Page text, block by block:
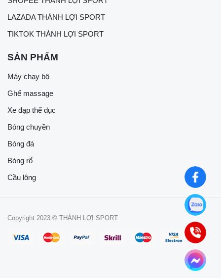
LAZADA THÀNH LỢI SPORT
TIKTOK THÀNH LỢI SPORT
SẢN PHẨM
Máy chạy bộ
Ghế massage
Xe đạp thể dục
Bóng chuyền
Bóng đá
Bóng rổ
Cầu lông
Copyright 2023 © THÀNH LỢI SPORT